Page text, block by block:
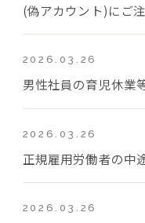
(偽アカウント)にご
2026.03.26
男性社員の育児休業
2026.03.26
正規雇用労働者の中
2026.03.26